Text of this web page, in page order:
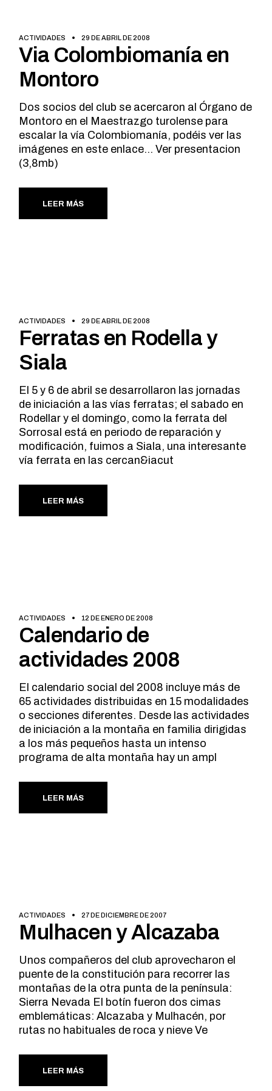
ACTIVIDADES 29 DE ABRIL DE 2008
Via Colombiomanía en
Montoro
Dos socios del club se acercaron al Órgano de
Montoro en el Maestrazgo turolense para
escalar la vía Colombiomanía, podéis ver las
imágenes en este enlace… Ver presentacion
(3,8mb)
LEER MÁS
ACTIVIDADES 29 DE ABRIL DE 2008
Ferratas en Rodella y
Siala
El 5 y 6 de abril se desarrollaron las jornadas
de iniciación a las vías ferratas; el sabado en
Rodellar y el domingo, como la ferrata del
Sorrosal está en periodo de reparación y
modificación, fuimos a Siala, una interesante
vía ferrata en las cercan&iacut
LEER MÁS
ACTIVIDADES 12 DE ENERO DE 2008
Calendario de
actividades 2008
El calendario social del 2008 incluye más de
65 actividades distribuidas en 15 modalidades
o secciones diferentes. Desde las actividades
de iniciación a la montaña en familia dirigidas
a los más pequeños hasta un intenso
programa de alta montaña hay un ampl
LEER MÁS
ACTIVIDADES 27 DE DICIEMBRE DE 2007
Mulhacen y Alcazaba
Unos compañeros del club aprovecharon el
puente de la constitución para recorrer las
montañas de la otra punta de la península:
Sierra Nevada El botín fueron dos cimas
emblemáticas: Alcazaba y Mulhacén, por
rutas no habituales de roca y nieve Ve
LEER MÁS